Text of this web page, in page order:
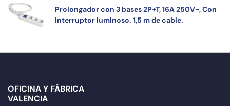
Prolongador con 3 bases 2P+T, 16A 250V~, Con
interruptor luminoso. 1,5 m de cable.
OFICINA Y FÁBRICA
VALENCIA